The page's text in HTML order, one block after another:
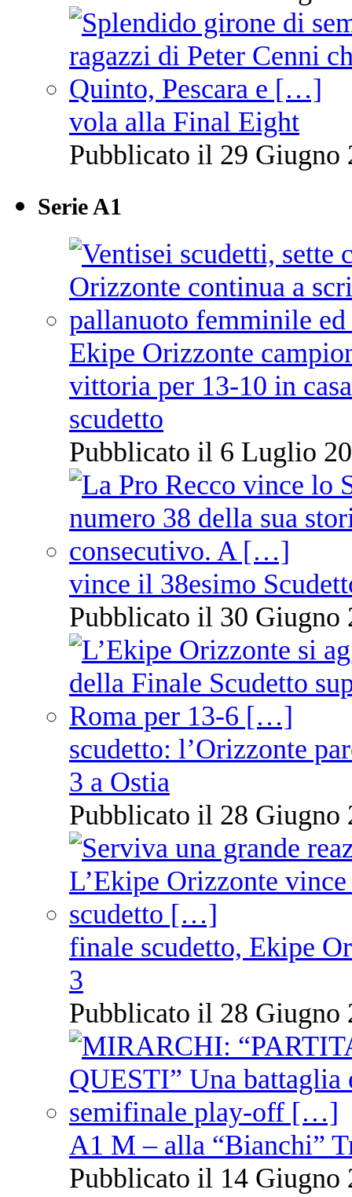
vola alla Final Eight
Pubblicato il 29 Giugno
Serie A1
Ekipe Orizzonte
vittoria per 13-10 in
scudetto
Pubblicato il 6 Luglio
vince il 38esimo
Pubblicato il 30 Giugno
scudetto: l’Orizzonte
3 a Ostia
Pubblicato il 28 Giugno
finale scudetto, Ekipe
3
Pubblicato il 28 Giugno
A1 M – alla “Bianchi”
Pubblicato il 14 Giugno